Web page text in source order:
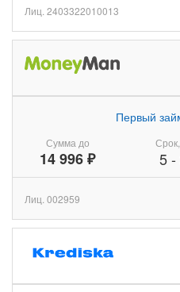
Лиц. 2403322010013
Сумма до
14 996 ₽
Первый
5-
Лиц. 002959